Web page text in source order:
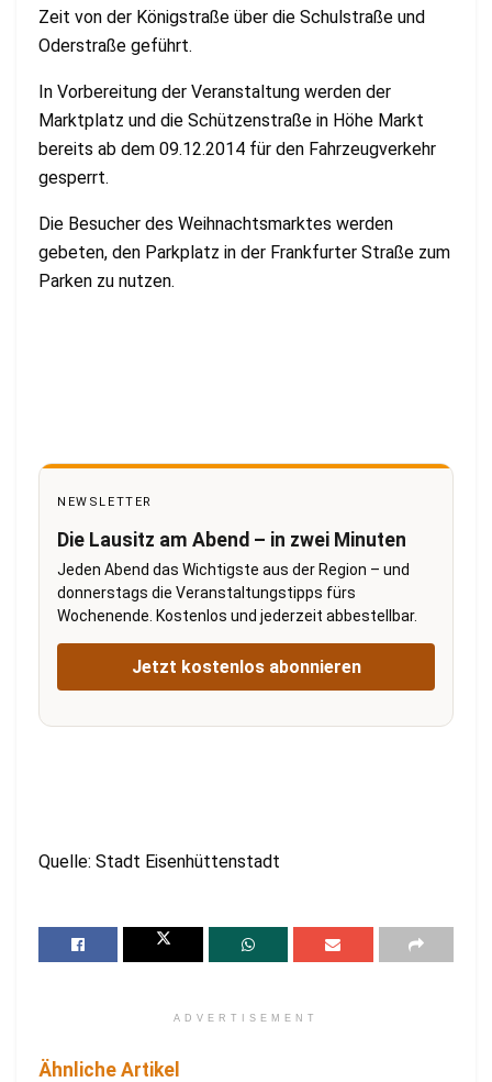
Zeit von der Königstraße über die Schulstraße und
Oderstraße geführt.
In Vorbereitung der Veranstaltung werden der
Marktplatz und die Schützenstraße in Höhe Markt
bereits ab dem 09.12.2014 für den Fahrzeugverkehr
gesperrt.
Die Besucher des Weihnachtsmarktes werden
gebeten, den Parkplatz in der Frankfurter Straße zum
Parken zu nutzen.
NEWSLETTER
Die Lausitz am Abend – in zwei Minuten
Jeden Abend das Wichtigste aus der Region – und
donnerstags die Veranstaltungstipps fürs
Wochenende. Kostenlos und jederzeit abbestellbar.
Jetzt kostenlos abonnieren
Quelle: Stadt Eisenhüttenstadt
ADVERTISEMENT
Ähnliche Artikel